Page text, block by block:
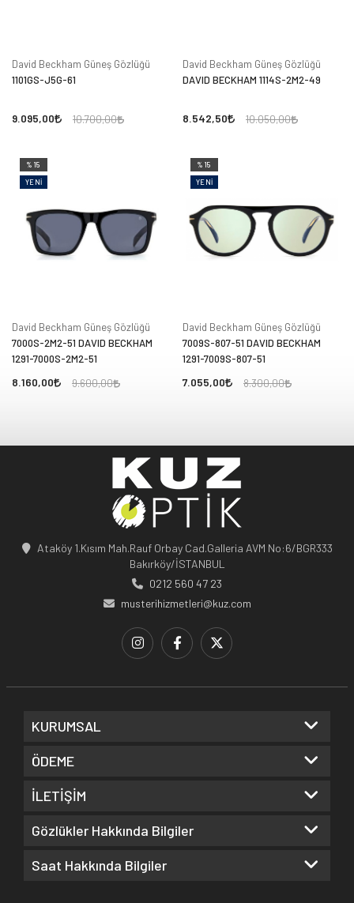
David Beckham Güneş Gözlüğü
1101GS-J5G-61
9.095,00 10.700,00
David Beckham Güneş Gözlüğü
DAVID BECKHAM 1114S-2M2-49
8.542,50 10.050,00
%15
YENI
David Beckham Güneş Gözlüğü
7000S-2M2-51 DAVID BECKHAM
1291-7000S-2M2-51
8.160,00 9.600,00
%15
YENI
David Beckham Güneş Gözlüğü
7009S-807-51 DAVID BECKHAM
1291-7009S-807-51
7.055,00 8.300,00
Ataköy 1.Kısım Mah.Rauf Orbay Cad.Galleria AVM No:6/BGR333
Bakırköy/İSTANBUL
0212 560 47 23
musterihizmetleri@kuz.com
KURUMSAL
ÖDEME
İLETİŞİM
Gözlükler Hakkında Bilgiler
Saat Hakkında Bilgiler